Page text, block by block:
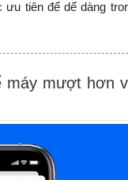
ưu tiên để dể dàng
máy mượt hơn